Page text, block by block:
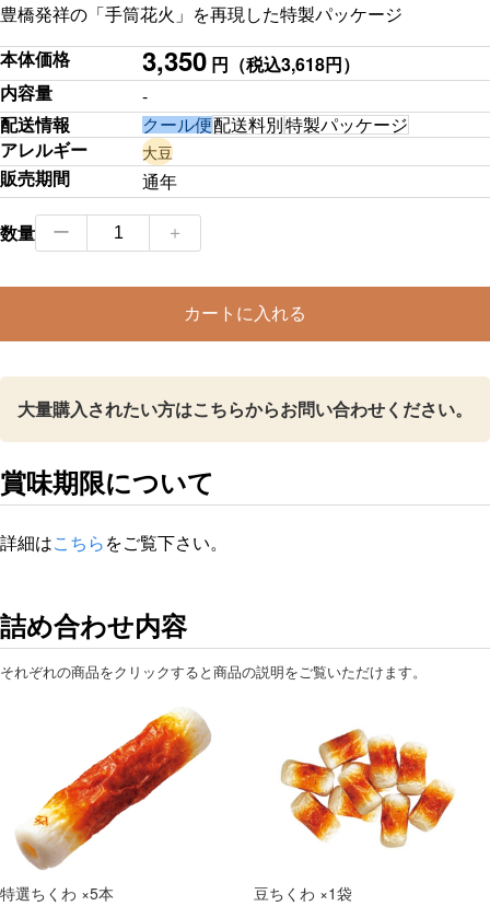
豊橋発祥の「手筒花火」を再現した特製パッケージ
本体価格
3,350 円 （税込3,618円）
内容量
-
配送情報
クール便配送料別特製パッケージ
アレルギー
大豆
販売期間 通年
数量 ー
河
煙
筒
竹
輪
個
＋
カートに入れる
大量購入されたい方はこちらからお問い合わせください。
賞味期限について
詳細はこちらをご覧下さい。
詰め合わせ内容
それぞれの商品をクリックすると商品の説明をご覧いただけます。
特選ちくわ ×5本 豆ちくわ ×1袋